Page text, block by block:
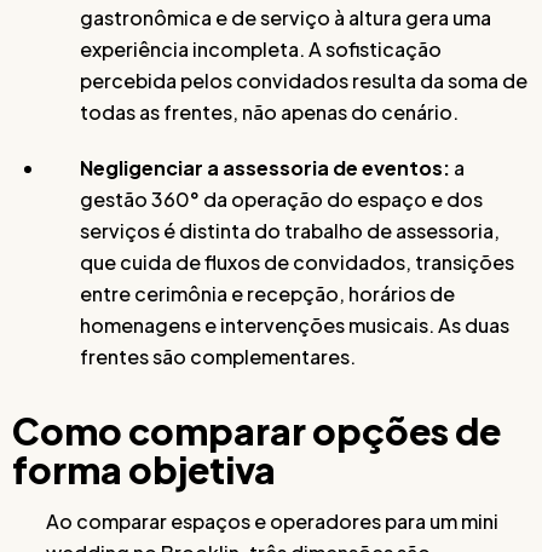
gastronômica e de serviço à altura gera uma
experiência incompleta. A sofisticação
percebida pelos convidados resulta da soma de
todas as frentes, não apenas do cenário.
Negligenciar a assessoria de eventos: a
gestão 360° da operação do espaço e dos
serviços é distinta do trabalho de assessoria,
que cuida de fluxos de convidados, transições
entre cerimônia e recepção, horários de
homenagens e intervenções musicais. As duas
frentes são complementares.
Como comparar opções de
forma objetiva
Ao comparar espaços e operadores para um mini